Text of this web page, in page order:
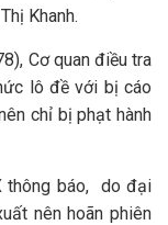
Khanh.
Cơ quan điều tra
lô đề với bị cáo
chỉ bị phạt hành
thông báo, do đại
nên hoãn phiên